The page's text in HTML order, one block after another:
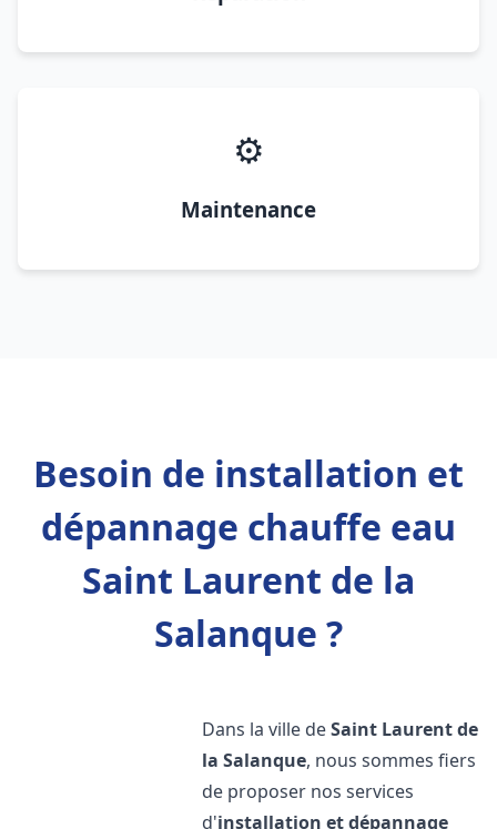
⚙️
Maintenance
Besoin de installation et
dépannage chauffe eau
Saint Laurent de la
Salanque ?
Dans la ville deSaint Laurent de
la Salanque, nous sommes fiers
de proposer nos services
d'installation et dépannage